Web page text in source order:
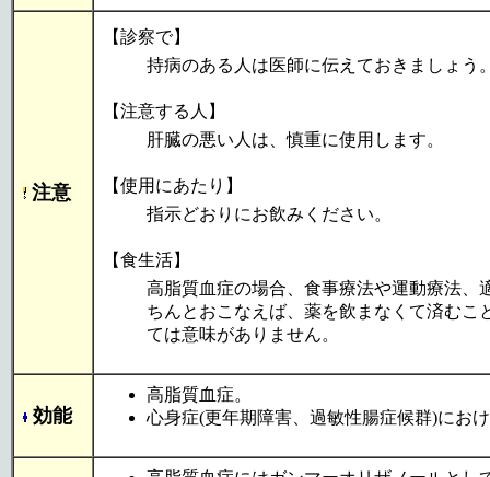
注意
【診察で】
持病のある人は医師に伝えておきましょう
【注意する人】
肝臓の悪い人は、慎重に使用します。
【使用にあたり】
指示どおりにお飲みください。
【食生活】
高脂質血症の場合、食事療法や運動療法、
ちんとおこなえば、薬を飲まなくて済む
ては意味がありません。
効能
高脂質血症。
心身症(更年期障害、過敏性腸症候群)にお